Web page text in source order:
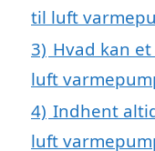
til luft
3) Hvad kan
luft
4) Indhent
luft